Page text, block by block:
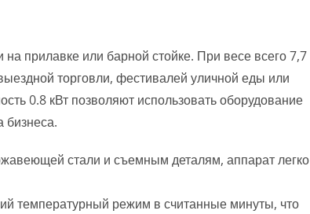
прилавке или барной стойке. При весе всего 7,7
торговли, фестивалей уличной еды или
0.8 кВт позволяют использовать оборудование
бизнеса.
стали и съемным деталям, аппарат легко
температурный режим в считанные минуты, что